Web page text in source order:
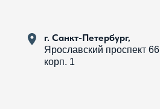
г. Санкт-Петербург,
Ярославский проспект 66
корп. 1